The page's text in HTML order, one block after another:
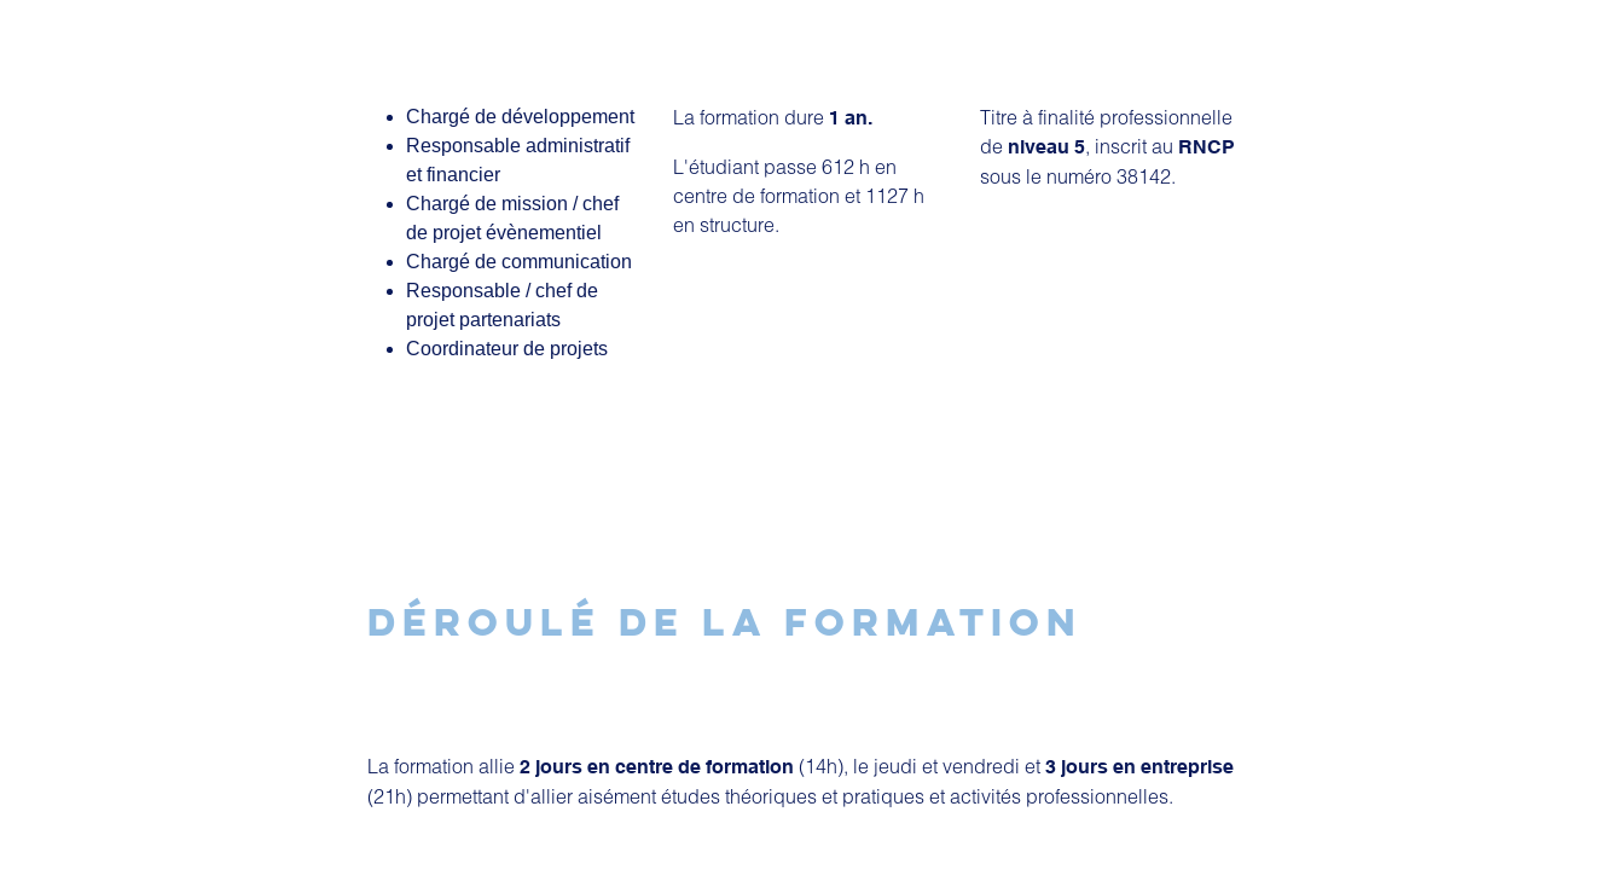
Chargé de développement
Responsable administratif
et financier
Chargé de mission / chef
de projet évènementiel
Chargé de communication
Responsable / chef de
projet partenariats
Coordinateur de projets
La formation dure 1 an.
L'étudiant passe 612 h en
centre de formation et 1127 h
en structure.
Titre à finalité professionnelle
de niveau 5, inscrit au RNCP
sous le numéro 38142.
DÉROULÉ DE LA FORMATION
La formation allie 2 jours en centre de formation (14h), le jeudi et vendredi et 3 jours en entreprise
(21h) permettant d'allier aisément études théoriques et pratiques et activités professionnelles.